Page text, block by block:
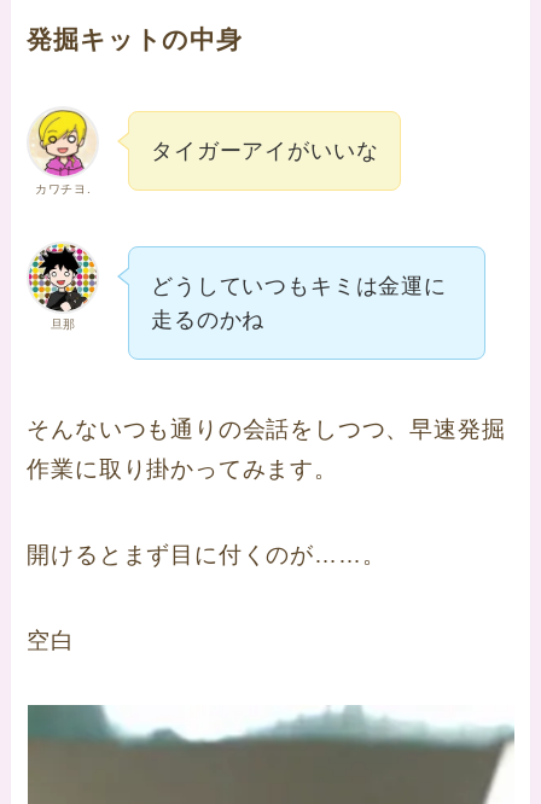
発掘キットの中身
カワチヨ.
タイガーアイがいいな
旦那
どうしていつもキミは金運に
走るのかね
そんないつも通りの会話をしつつ、早速発掘
作業に取り掛かってみます。
開けるとまず目に付くのが……。
空白